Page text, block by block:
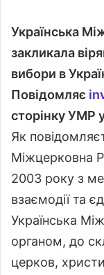
Українська
закликала
вибори в
Повідомляє
сторінку УМР
Як
Міжцерковна
2003 року з
взаємодії та
Українська
органом, до
церков,